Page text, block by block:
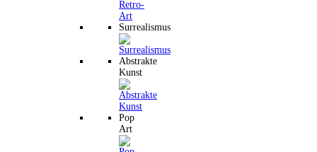
Surrealismus
Abstrakte
Kunst
Pop
Art